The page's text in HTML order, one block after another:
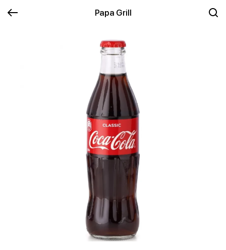
Papa Grill